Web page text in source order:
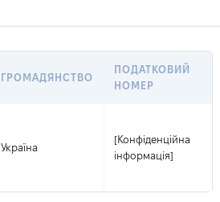
ГРОМАДЯНСТВО
ПОДАТКОВИЙ
НОМЕР
Україна
[Конфіденційна
інформація]